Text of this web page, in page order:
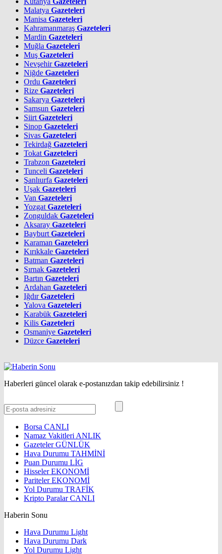
Malatya Gazeteleri
Manisa Gazeteleri
Kahramanmaraş Gazeteleri
Mardin Gazeteleri
Muğla Gazeteleri
Muş Gazeteleri
NevşehirGazeteleri
Niğde Gazeteleri
Ordu Gazeteleri
Rize Gazeteleri
Sakarya Gazeteleri
Samsun Gazeteleri
Siirt Gazeteleri
Sinop Gazeteleri
Sivas Gazeteleri
Tekirdağ Gazeteleri
Tokat Gazeteleri
Trabzon Gazeteleri
Tunceli Gazeteleri
Şanlıurfa Gazeteleri
Uşak Gazeteleri
Van Gazeteleri
Yozgat Gazeteleri
Zonguldak Gazeteleri
Aksaray Gazeteleri
Bayburt Gazeteleri
Karaman Gazeteleri
Kırıkkale Gazeteleri
Batman Gazeteleri
Şırnak Gazeteleri
Bartın Gazeteleri
Ardahan Gazeteleri
IğdırGazeteleri
Yalova Gazeteleri
Karabük Gazeteleri
Kilis Gazeteleri
Osmaniye Gazeteleri
Düzce Gazeteleri
Haberleri güncel olarak e-postanızdan takip edebilirsiniz !
Borsa CANLI
Namaz Vakitleri ANLIK
GazetelerGÜNLÜK
Hava Durumu TAHMİNİ
Puan Durumu LİG
HisselerEKONOMİ
ParitelerEKONOMİ
Yol Durumu TRAFİK
Kripto ParalarCANLI
Haberin Sonu
Hava Durumu Light
Hava Durumu Dark
Yol Durumu Light